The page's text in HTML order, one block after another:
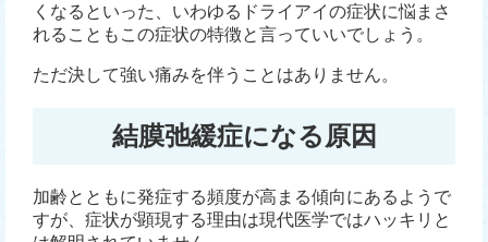
くなるといった、いわゆるドライアイの症状に悩まさ
れることもこの症状の特徴と言っていいでしょう。
ただ決して強い痛みを伴うことはありません。
結膜弛緩症になる原因
加齢とともに発症する頻度が高まる傾向にあるようで
すが、症状が顕現する理由は現代医学ではハッキリと